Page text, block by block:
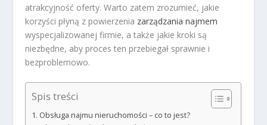
atrakcyjność oferty. Warto zatem zrozumieć, jakie
korzyści płyną z powierzenia zarządzania najmem
wyspecjalizowanej firmie, a także jakie kroki są
niezbędne, aby proces ten przebiegał sprawnie i
bezproblemowo.
Spis treści
Obsługa najmu nieruchomości – co to jest?